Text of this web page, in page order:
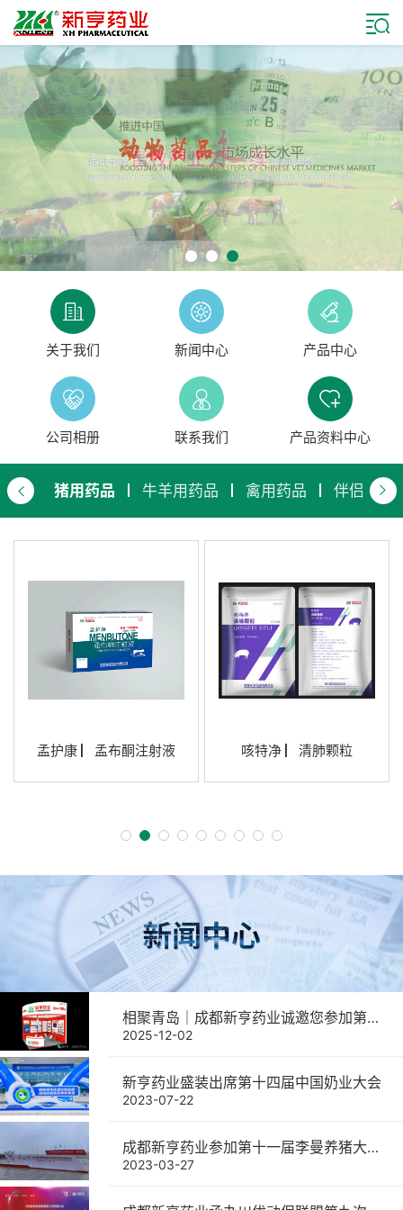
关于我们 新闻中心 产品中心
公司相册 联系我们 产品资料中心
猪用药品 牛羊用药品 禽用药品 伴侣动物
孟护康 ▏孟布酮注射液 咳特净 ▏清肺颗粒
相聚青岛｜成都新亨药业诚邀您参加第二十二届中国畜牧业博览会
2025-12-02
新亨药业盛装出席第十四届中国奶业大会
2023-07-22
成都新亨药业参加第十一届李曼养猪大会暨世界猪业博览会取得圆满成功
2023-03-27